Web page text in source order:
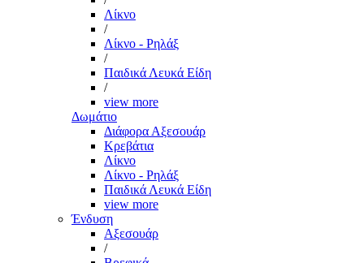
Λίκνο
/
Λίκνο - Ρηλάξ
/
Παιδικά Λευκά Είδη
/
view more
Δωμάτιο
Διάφορα Αξεσουάρ
Κρεβάτια
Λίκνο
Λίκνο - Ρηλάξ
Παιδικά Λευκά Είδη
view more
Ένδυση
Αξεσουάρ
/